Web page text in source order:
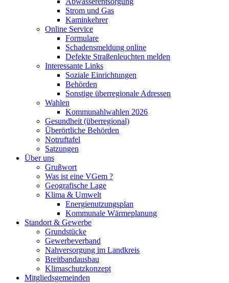
Strom und Gas
Kaminkehrer
Online Service
Formulare
Schadensmeldung online
Defekte Straßenleuchten melden
Interessante Links
Soziale Einrichtungen
Behörden
Sonstige überregionale Adressen
Wahlen
Kommunahlwahlen 2026
Gesundheit (überregional)
Überörtliche Behörden
Notruftafel
Satzungen
Über uns
Grußwort
Was ist eine VGem ?
Geografische Lage
Klima & Umwelt
Energienutzungsplan
Kommunale Wärmeplanung
Standort & Gewerbe
Grundstücke
Gewerbeverband
Nahversorgung im Landkreis
Breitbandausbau
Klimaschutzkonzept
Mitgliedsgemeinden